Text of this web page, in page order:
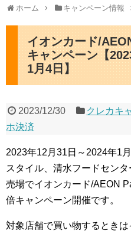
ホーム キャンペーン情報
イオンカード/
キャンペーン【
1月4日】
2023/12/30 クレカキ
ホ決済
2023年12月31日～2024年1
スタイル、清水フードセン
売場でイオンカード/AEON
倍キャンペーン開催です。
対象店舗で買い物するとき